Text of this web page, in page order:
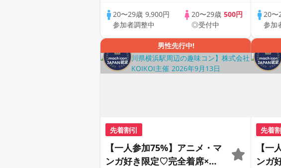
20〜29歳 9,900円
参加者調整中
20〜29歳 500円
◎受付中
20〜
参加
男性先行中!
先着割引
【一人参加75%】アニメ・マ
ンガ好き限定♡完全着席×マ
先着
【一
ンガ